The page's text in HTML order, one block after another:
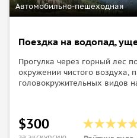
Автомобильно-пешеходная
Поездка на водопад,
Прогулка через горный лес
окружении чистого воздуха,
головокружительных видов
$300